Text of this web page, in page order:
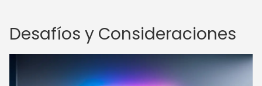
Desafíos y Consideraciones